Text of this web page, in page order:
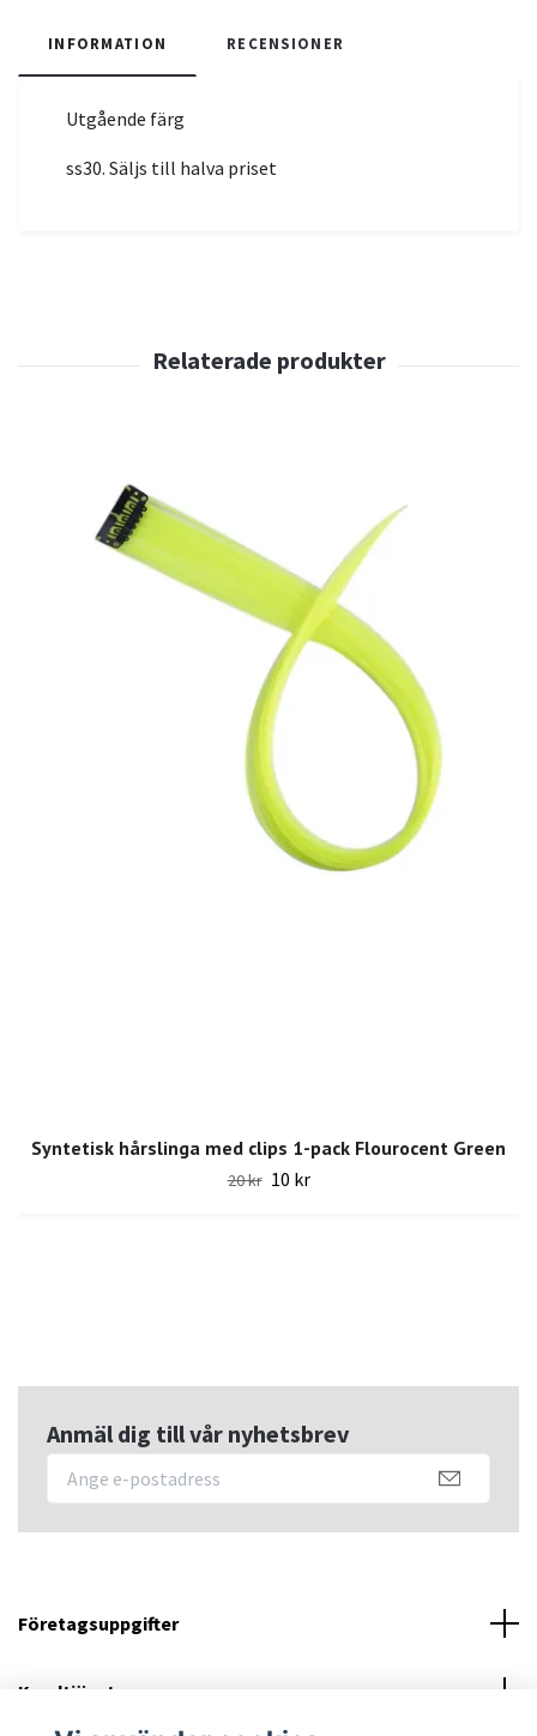
INFORMATION RECENSIONER
Utgående färg
ss30. Säljs till halva priset
Syntetisk hårslinga med clips 1-pack Flourocent Green
20 kr 10 kr
Anmäl dig till vår nyhetsbrev
Företagsuppgifter
Kundtjänst